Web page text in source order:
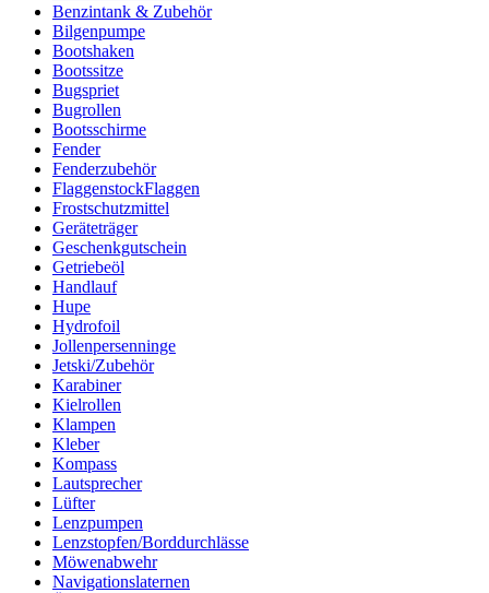
Benzintank & Zubehör
Bilgenpumpe
Bootshaken
Bootssitze
Bugspriet
Bugrollen
Bootsschirme
Fender
Fenderzubehör
FlaggenstockFlaggen
Frostschutzmittel
Geräteträger
Geschenkgutschein
Getriebeöl
Handlauf
Hupe
Hydrofoil
Jollenpersenninge
Jetski/Zubehör
Karabiner
Kielrollen
Klampen
Kleber
Kompass
Lautsprecher
Lüfter
Lenzpumpen
Lenzstopfen/Borddurchlässe
Möwenabwehr
Navigationslaternen